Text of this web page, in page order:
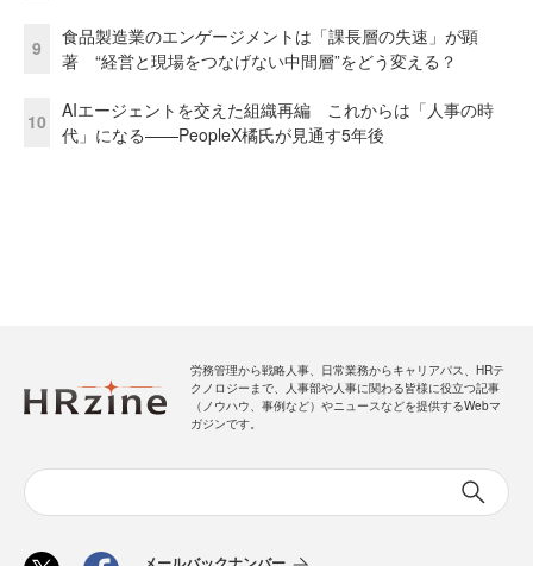
9
食品製造業のエンゲージメントは「課長層の失速」が顕
著 “経営と現場をつなげない中間層”をどう変える？
10
AIエージェントを交えた組織再編 これからは「人事の時
代」になる——PeopleX橘氏が見通す5年後
労務管理から戦略人事、日常業務からキャリアパス、HRテ
クノロジーまで、人事部や人事に関わる皆様に役立つ記事
（ノウハウ、事例など）やニュースなどを提供するWebマ
ガジンです。